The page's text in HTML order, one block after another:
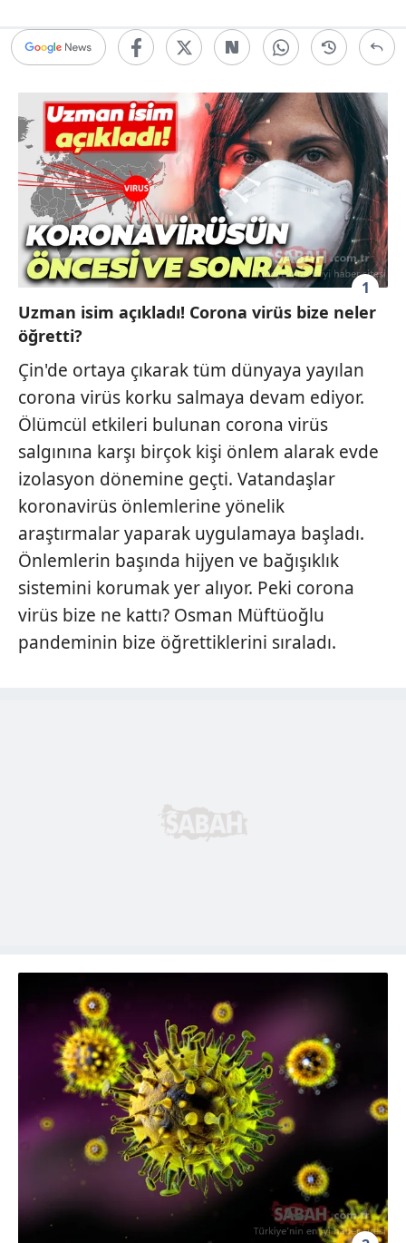
1
Uzman isim açıkladı! Corona virüs bize neler
öğretti?
Çin'de ortaya çıkarak tüm dünyaya yayılan
corona virüs korku salmaya devam ediyor.
Ölümcül etkileri bulunan corona virüs
salgınına karşı birçok kişi önlem alarak evde
izolasyon dönemine geçti. Vatandaşlar
koronavirüs önlemlerine yönelik
araştırmalar yaparak uygulamaya başladı.
Önlemlerin başında hijyen ve bağışıklık
sistemini korumak yer alıyor. Peki corona
virüs bize ne kattı? Osman Müftüoğlu
pandeminin bize öğrettiklerini sıraladı.